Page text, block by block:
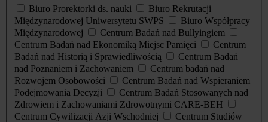
Biuro Prorektorki ds. nauki
Biuro Rekrutacji
Międzynarodowej Uniwersytetu SWPS
Biuro Współpracy
Międzynarodowej
Centrum Badań nad Bullyingiem
Centrum Badań nad Ekonomiką Miejsc Pamięci
Centrum
Badań nad Historią i Sprawiedliwością
Centrum Badań
nad Poznaniem i Zachowaniem
Centrum badań nad
Rozwojem Osobowości
Centrum Badań nad Wspieraniem
Podejmowania Decyzji
Centrum Badań Stosowanych nad
Zdrowiem i Zachowaniami Zdrowotnymi CARE-BEH
Centrum Cywilizacji Azji Wschodniej
Centrum Studiów